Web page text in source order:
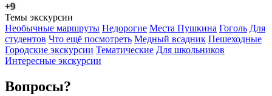
+9
Темы экскурсии
Необычные маршруты Недорогие Места Пушкина Гоголь Для
студентов Что ещё посмотреть Медный всадник Пешеходные
Городские экскурсии Тематические Для школьников
Интересные экскурсии
Вопросы?